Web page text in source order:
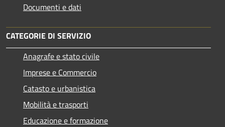
Documenti e dati
CATEGORIE DI SERVIZIO
Anagrafe e stato civile
Imprese e Commercio
Catasto e urbanistica
Mobilità e trasporti
Educazione e formazione